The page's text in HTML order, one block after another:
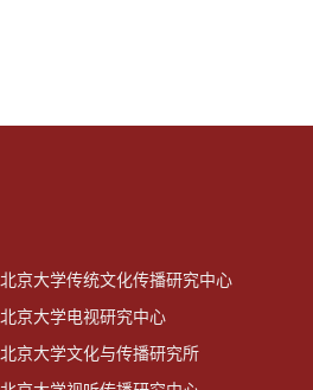
北京大学传统文化传播研究中心
北京大学电视研究中心
北京大学文化与传播研究所